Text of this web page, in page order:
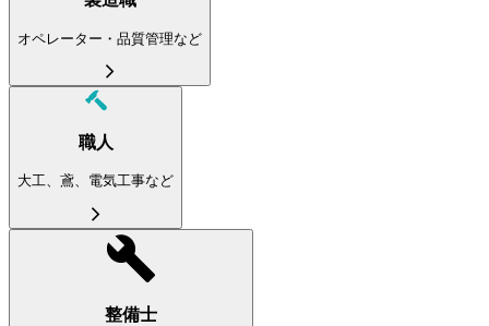
オペレーター・品質管理など
職人
大工、鳶、電気工事など
整備士